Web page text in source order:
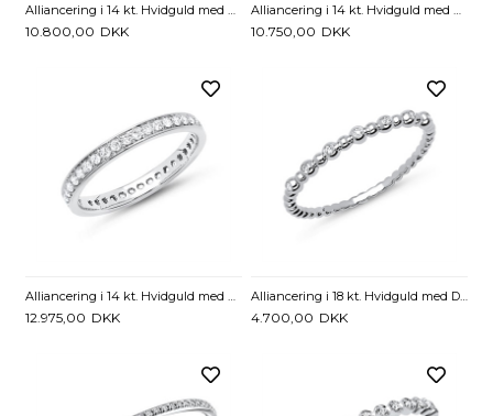
Alliancering i 14 kt. Hvidguld med Diamanter - 0,21 ct.
10.800,00 DKK
Alliancering i 14 kt. Hvidguld med Diamanter - 0,35 ct.
10.750,00 DKK
Alliancering i 14 kt. Hvidguld med Diamanter - 0,43 ct.
12.975,00 DKK
Alliancering i 18 kt. Hvidguld med Diamanter - 0,04 ct
4.700,00 DKK